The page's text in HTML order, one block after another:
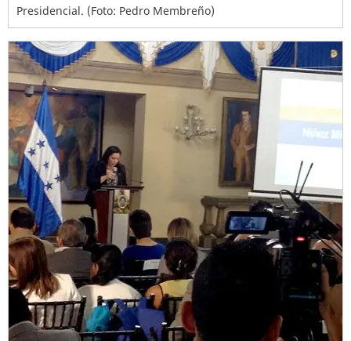
Presidencial. (Foto: Pedro Membreño)